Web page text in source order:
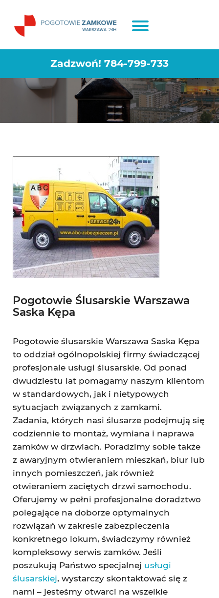
Zadzwoń! 784-799-733
Pogotowie ślusarskie Warszawa
Saska Kępa
Pogotowie Ślusarskie Warszawa
Saska Kępa
Pogotowie ślusarskie Warszawa Saska Kępa
to oddział ogólnopolskiej firmy świadczącej
profesjonale usługi ślusarskie. Od ponad
dwudziestu lat pomagamy naszym klientom
w standardowych, jak i nietypowych
sytuacjach związanych z zamkami.
Zadania, których nasi ślusarze podejmują się
codziennie to montaż, wymiana i naprawa
zamków w drzwiach. Poradzimy sobie także
z awaryjnym otwieraniem mieszkań, biur lub
innych pomieszczeń, jak również
otwieraniem zaciętych drzwi samochodu.
Oferujemy w pełni profesjonalne doradztwo
polegające na doborze optymalnych
rozwiązań w zakresie zabezpieczenia
konkretnego lokum, świadczymy również
kompleksowy serwis zamków. Jeśli
poszukują Państwo specjalnej usługi
ślusarskiej, wystarczy skontaktować się z
nami – jesteśmy otwarci na wszelkie